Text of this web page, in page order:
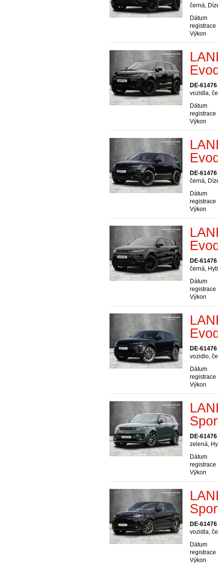
černá,
Dátum
registrace
Výkon
DE-
vozidla,
Dátum
registrace
Výkon
DE-
černá,
Dátum
registrace
Výkon
DE-
černá,
Dátum
registrace
Výkon
DE-
vozidlo,
Dátum
registrace
Výkon
DE-
zelená,
Dátum
registrace
Výkon
DE-
vozidla,
Dátum
registrace
Výkon